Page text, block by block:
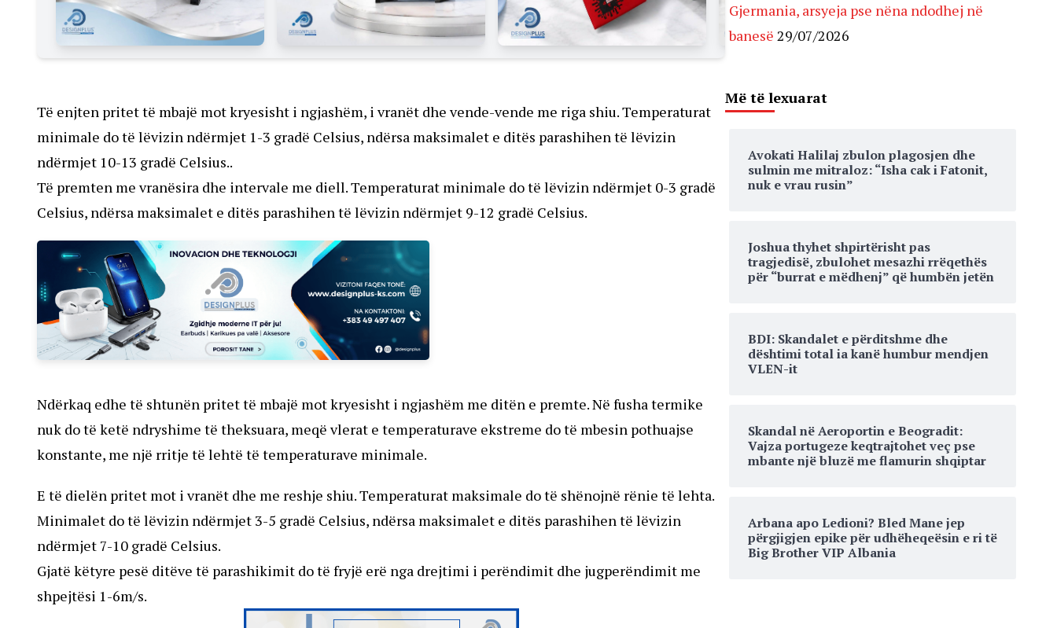
Të enjten pritet të mbajë mot kryesisht i ngjashëm, i vranët dhe vende-vende me riga shiu. Temperaturat
minimale do të lëvizin ndërmjet 1-3 gradë Celsius, ndërsa maksimalet e ditës parashihen të lëvizin
ndërmjet 10-13 gradë Celsius..
Të premten me vranësira dhe intervale me diell. Temperaturat minimale do të lëvizin ndërmjet 0-3 gradë
Celsius, ndërsa maksimalet e ditës parashihen të lëvizin ndërmjet 9-12 gradë Celsius.
Ndërkaq edhe të shtunën pritet të mbajë mot kryesisht i ngjashëm me ditën e premte. Në fusha termike
nuk do të ketë ndryshime të theksuara, meqë vlerat e temperaturave ekstreme do të mbesin pothuajse
konstante, me një rritje të lehtë të temperaturave minimale.
E të dielën pritet mot i vranët dhe me reshje shiu. Temperaturat maksimale do të shënojnë rënie të lehta.
Minimalet do të lëvizin ndërmjet 3-5 gradë Celsius, ndërsa maksimalet e ditës parashihen të lëvizin
ndërmjet 7-10 gradë Celsius.
Gjatë këtyre pesë ditëve të parashikimit do të fryjë erë nga drejtimi i perëndimit dhe jugperëndimit me
shpejtësi 1-6m/s.
Gjermania, arsyeja pse nëna ndodhej në
banesë 29/07/2026
Më të lexuarat
Avokati Halilaj zbulon plagosjen dhe
sulmin me mitraloz: “Isha cak i Fatonit,
nuk e vrau rusin”
Joshua thyhet shpirtërisht pas
tragjedisë, zbulohet mesazhi rrëqethës
për “burrat e mëdhenj” që humbën jetën
BDI: Skandalet e përditshme dhe
dështimi total ia kanë humbur mendjen
VLEN-it
Skandal në Aeroportin e Beogradit:
Vajza portugeze keqtrajtohet veç pse
mbante një bluzë me flamurin shqiptar
Arbana apo Ledioni? Bled Mane jep
përgjigjen epike për udhëheqeësin e ri të
Big Brother VIP Albania